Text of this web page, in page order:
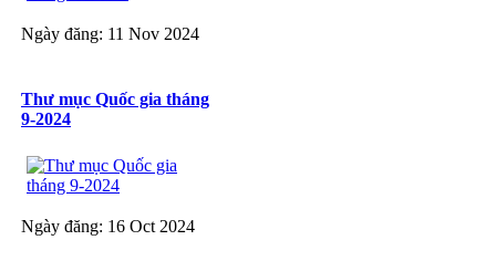
Ngày đăng: 11 Nov 2024
Thư mục Quốc gia tháng
9-2024
Ngày đăng: 16 Oct 2024